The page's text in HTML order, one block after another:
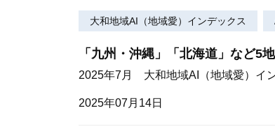
大和地域AI（地域愛）インデックス
「九州・沖縄」「北海道」など5
2025年7月 大和地域AI（地域愛）イ
2025年07月14日